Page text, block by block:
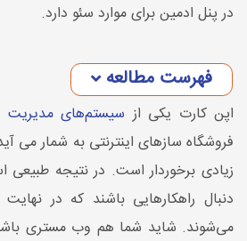
در پنل ادمین برای موارد سئو دارد.
فهرست مطالعه
اپن کارت یکی از سیستم‌های مدیریت
فروشگاه سازهای اینترنتی به شمار می
زیادی برخوردار است. در نتیجه طبیعی
دنبال راهکارهایی باشند که در
می‌شوند. شاید شما هم وب مستری